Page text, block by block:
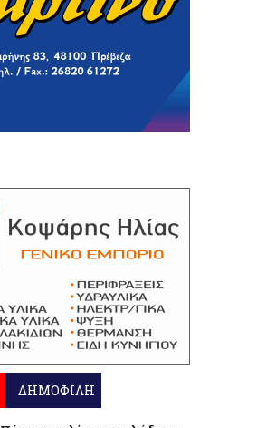
ΔΗΜΟΦΙΛΗ